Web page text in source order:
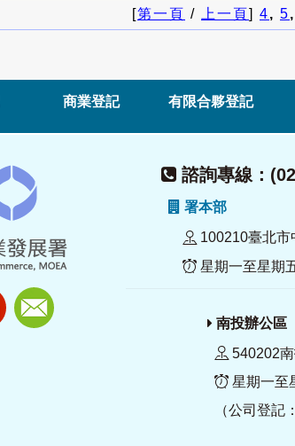
[第一頁 / 上一頁] 4, 5
商業登記 有限合夥登記
諮詢專線：
署本部
100210臺北
星期一至星期
南投辦公區
540202
星期一至
（公司登記